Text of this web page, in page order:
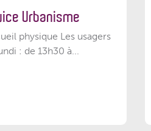
Urbanisme
physique Les usagers
: de 13h30 à...